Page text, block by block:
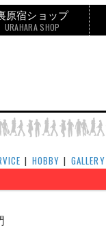
原宿ショップ
URAHARA SHOP
| HOBBY | GALLERY